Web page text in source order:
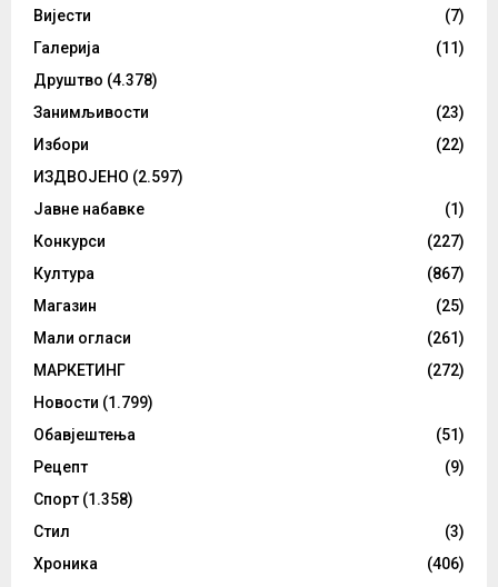
Вијести
(7)
Галерија
(11)
Друштво (4.378)
Занимљивости
(23)
Избори
(22)
ИЗДВОЈЕНО (2.597)
Јавне набавке
(1)
Конкурси
(227)
Култура
(867)
Магазин
(25)
Мали огласи
(261)
МАРКЕТИНГ
(272)
Новости (1.799)
Обавјештења
(51)
Рецепт
(9)
Спорт (1.358)
Стил
(3)
Хроника
(406)